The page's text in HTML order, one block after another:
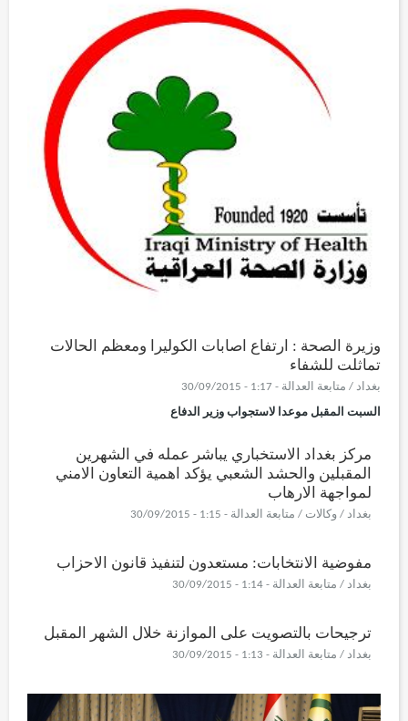
وزيرة الصحة : ارتفاع اصابات الكوليرا ومعظم الحالات
تماثلت للشفاء
بغداد / متابعة العدالة - 1:17 - 30/09/2015
السبت المقبل موعدا لاستجواب وزير الدفاع
مركز بغداد الاستخباري يباشر عمله في الشهرين
المقبلين والحشد الشعبي يؤكد اهمية التعاون الامني
لمواجهة الارهاب
بغداد / وكالات / متابعة العدالة - 1:15 - 30/09/2015
مفوضية الانتخابات: مستعدون لتنفيذ قانون الاحزاب
بغداد / متابعة العدالة - 1:14 - 30/09/2015
ترجيحات بالتصويت على الموازنة خلال الشهر المقبل
بغداد / متابعة العدالة - 1:13 - 30/09/2015